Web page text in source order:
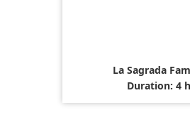
La Sagrada
Duration: 4 h